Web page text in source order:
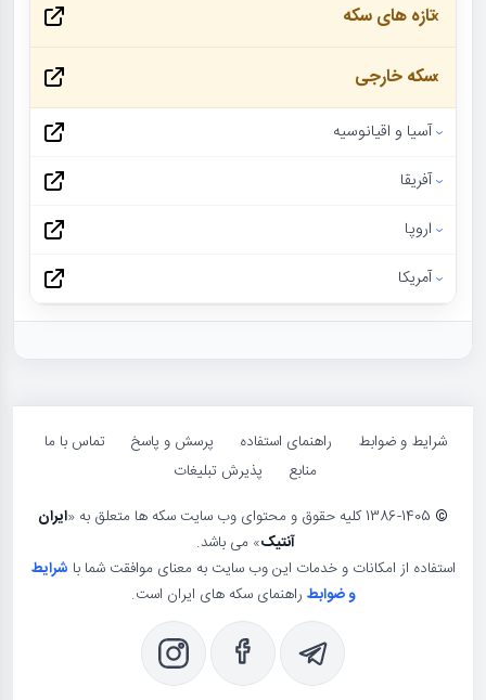
تازه های سکه
سکه خارجی
آسیا و اقیانوسیه
آفریقا
اروپا
آمریکا
شرایط و ضوابط راهنمای استفاده پرسش و پاسخ
تماس با ما
منابع
پذیرش تبلیغات
©
ایران
آنتیک» می باشد.
استفاده از امکانات و خدمات این وب سایت به معنای موافقت شما با شرایط
و ضوابط راهنمای سکه های ایران است.